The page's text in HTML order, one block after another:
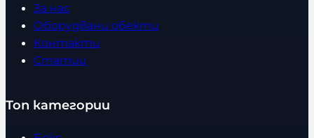
За нас
Оборудвани обекти
Контакти
Статии
Топ категории